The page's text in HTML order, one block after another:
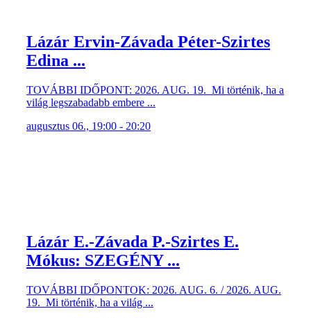
Lázár Ervin-Závada Péter-Szirtes
Edina ...
TOVÁBBI IDŐPONT: 2026. AUG. 19. Mi történik, ha a
világ legszabadabb embere ...
augusztus 06., 19:00 - 20:20
Lázár E.-Závada P.-Szirtes E.
Mókus: SZEGÉNY ...
TOVÁBBI IDŐPONTOK: 2026. AUG. 6. / 2026. AUG.
19. Mi történik, ha a világ ...